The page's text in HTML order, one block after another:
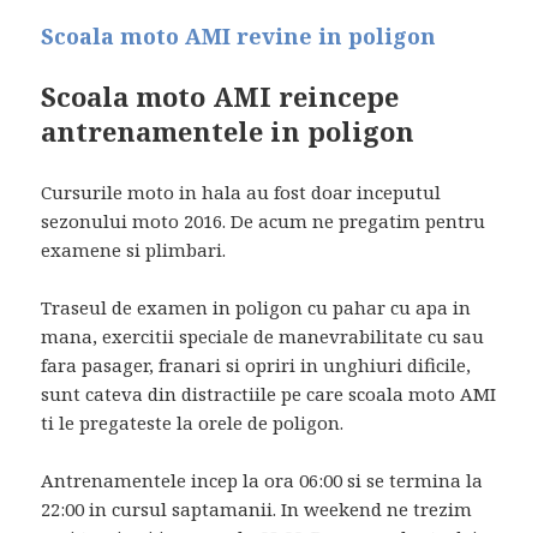
Scoala moto AMI revine in poligon
Scoala moto AMI reincepe
antrenamentele in poligon
Cursurile moto in hala au fost doar inceputul
sezonului moto 2016. De acum ne pregatim pentru
examene si plimbari.
Traseul de examen in poligon cu pahar cu apa in
mana, exercitii speciale de manevrabilitate cu sau
fara pasager, franari si opriri in unghiuri dificile,
sunt cateva din distractiile pe care scoala moto AMI
ti le pregateste la orele de poligon.
Antrenamentele incep la ora 06:00 si se termina la
22:00 in cursul saptamanii. In weekend ne trezim